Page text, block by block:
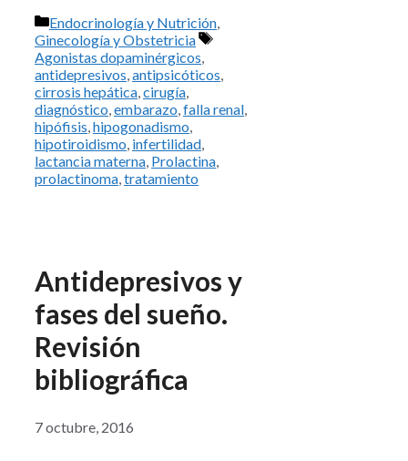
Categorías
Endocrinología y Nutrición,
Ginecología y Obstetricia
Etiquetas
Agonistas dopaminérgicos,
antidepresivos,antipsicóticos,
cirrosis hepática,cirugía,
diagnóstico,embarazo,falla renal,
hipófisis,hipogonadismo,
hipotiroidismo, infertilidad,
lactancia materna, Prolactina,
prolactinoma,tratamiento
Antidepresivos y
fases del sueño.
Revisión
bibliográfica
7 octubre, 2016